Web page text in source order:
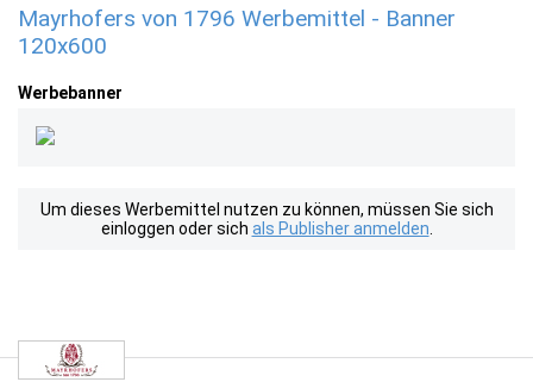
Mayrhofers von 1796 Werbemittel - Banner
120x600
Werbebanner
Um dieses Werbemittel nutzen zu können, müssen Sie sich
einloggen oder sich als Publisher anmelden